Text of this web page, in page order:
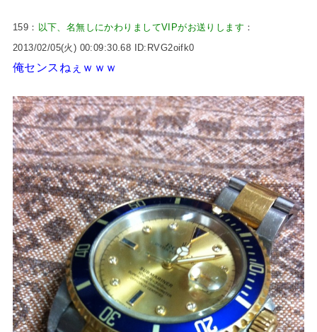
159： 以下、名無しにかわりましてVIPがお送りします ：
2013/02/05(火) 00:09:30.68 ID:RVG2oifk0
俺センスねぇｗｗｗ